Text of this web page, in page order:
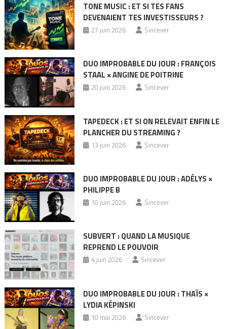
TONE MUSIC : ET SI TES FANS
DEVENAIENT TES INVESTISSEURS ?
27 juin 2026 Sincever
DUO IMPROBABLE DU JOUR : FRANÇOIS
STAAL × ANGINE DE POITRINE
20 juin 2026 Sincever
TAPEDECK : ET SI ON RELEVAIT ENFIN LE
PLANCHER DU STREAMING ?
13 juin 2026 Sincever
DUO IMPROBABLE DU JOUR : ADÉLYS ×
PHILIPPE B
10 juin 2026 Sincever
SUBVERT : QUAND LA MUSIQUE
REPREND LE POUVOIR
4 juin 2026 Sincever
DUO IMPROBABLE DU JOUR : THAÏS ×
LYDIA KÉPINSKI
10 mai 2026 Sincever